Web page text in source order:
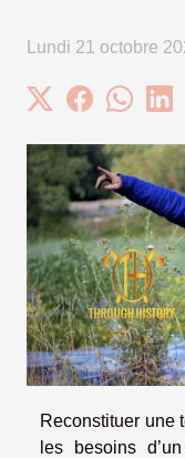
Lundi 21 octobre
Reconstituer une
les besoins